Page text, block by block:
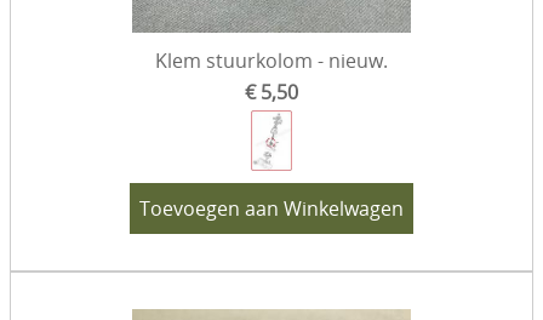
Klem stuurkolom - nieuw.
€ 5,50
Toevoegen aan Winkelwagen